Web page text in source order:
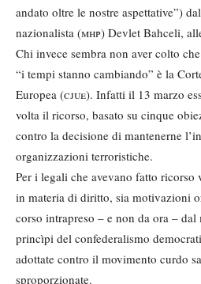
andato oltre le nostre aspettative”)
nazionalista (mhp) Devlet Bahceli,
Chi invece sembra non aver colto
“i tempi stanno cambiando” è la
Europea (cjue). Infatti il 13 marzo
volta il ricorso, basato su cinque
contro la decisione di mantenerne
organizzazioni terroristiche.
Per i legali che avevano fatto
in materia di diritto, sia motivazioni
corso intrapreso – e non da ora – dal
princìpi del confederalismo
adottate contro il movimento curdo
sproporzionate.